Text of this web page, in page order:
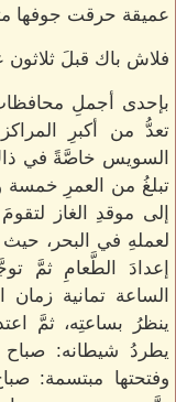
عميقة حرقت جوفها
فلاش باك قبلَ ثلاثون
بإحدى أجملِ
تعدُّ من أكبرِ
السويس خاصَّةً في
تبلغُ من العمرِ
إلى موقدِ الغاز
لعملهِ في البحر، حيث
إعدادَ الطَّعامِ ثمَّ
الساعة تمانية
ينظرُ بساعتِه، ثمَّ
يطردُ شيطانه: صباح
وفتحتها مبتسمة: